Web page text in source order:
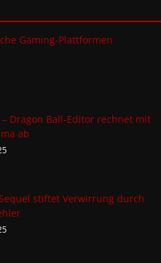
Gaming-Plattformen
– Dragon Ball-Editor rechnet mit
ab
stiftet Verwirrung durch